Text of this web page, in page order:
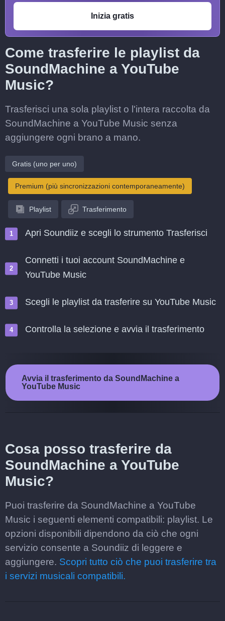
Inizia gratis
Come trasferire le playlist da
SoundMachine a YouTube
Music?
Trasferisci una sola playlist o l'intera raccolta da
SoundMachine a YouTube Music senza
aggiungere ogni brano a mano.
Gratis (uno per uno)
Premium (più sincronizzazioni contemporaneamente)
Playlist Trasferimento
Apri Soundiiz e scegli lo strumento Trasferisci
Connetti i tuoi account SoundMachine e
YouTube Music
Scegli le playlist da trasferire su YouTube Music
Controlla la selezione e avvia il trasferimento
Avvia il trasferimento da SoundMachine a
YouTube Music
Cosa posso trasferire da
SoundMachine a YouTube
Music?
Puoi trasferire da SoundMachine a YouTube
Music i seguenti elementi compatibili: playlist. Le
opzioni disponibili dipendono da ciò che ogni
servizio consente a Soundiiz di leggere e
aggiungere. Scopri tutto ciò che puoi trasferire tra
i servizi musicali compatibili.